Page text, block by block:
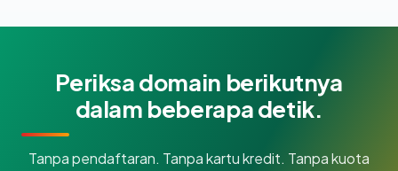
Periksa domain berikutnya
dalam beberapa detik.
Tanpa pendaftaran. Tanpa kartu kredit. Tanpa kuota